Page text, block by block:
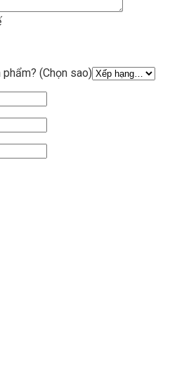
(Chọn sao)